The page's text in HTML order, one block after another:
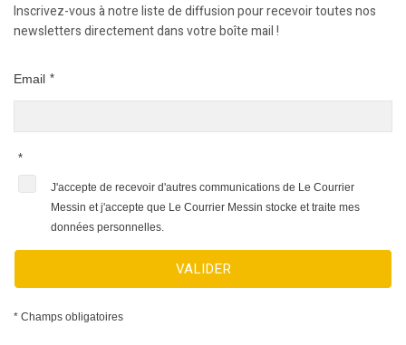
Inscrivez-vous à notre liste de diffusion pour recevoir toutes nos
newsletters directement dans votre boîte mail !
Email *
*
J'accepte de recevoir d'autres communications de Le Courrier
Messin et j'accepte que Le Courrier Messin stocke et traite mes
données personnelles.
VALIDER
* Champs obligatoires